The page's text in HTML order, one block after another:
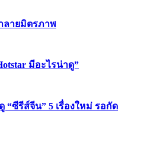
ลายมิตรภาพ
มีอะไรน่าดู”
“ซีรีส์จีน” 5 เรื่องใหม่ รอกัด